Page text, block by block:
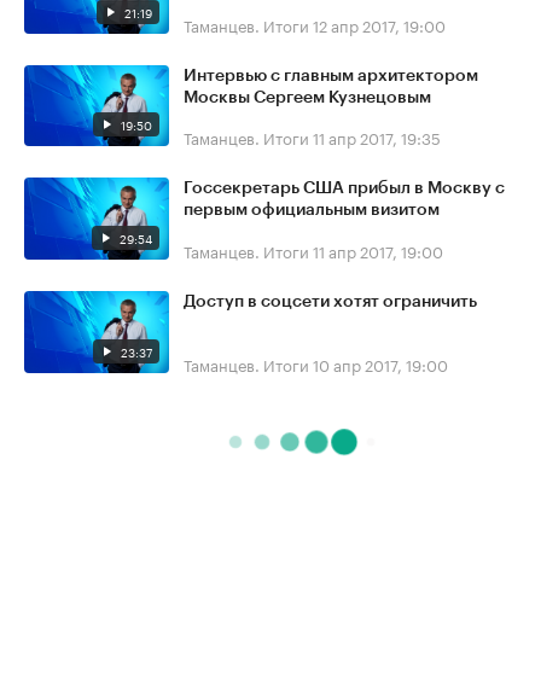
21:19 Таманцев. Итоги 12 апр 2017, 19:00
19:50
Интервью с главным архитектором
Москвы Сергеем Кузнецовым
Таманцев. Итоги 11 апр 2017, 19:35
29:54
Госсекретарь США прибыл в Москву с
первым официальным визитом
Таманцев. Итоги 11 апр 2017, 19:00
23:37
Доступ в соцсети хотят ограничить
Таманцев. Итоги 10 апр 2017, 19:00